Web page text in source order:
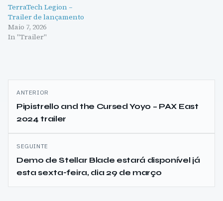
TerraTech Legion –
Trailer de lançamento
Maio 7, 2026
In "Trailer"
Navegação
de
artigos
ANTERIOR
Pipistrello and the Cursed Yoyo – PAX East
2024 trailer
SEGUINTE
Demo de Stellar Blade estará disponível já
esta sexta-feira, dia 29 de março